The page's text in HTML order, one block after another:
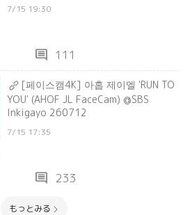
7/15 19:30
comment 111
[페이스캠4K] 아홉 제이엘 'RUN TO
YOU' (AHOF JL FaceCam) @SBS
Inkigayo 260712
7/15 17:35
comment 233
もっとみる